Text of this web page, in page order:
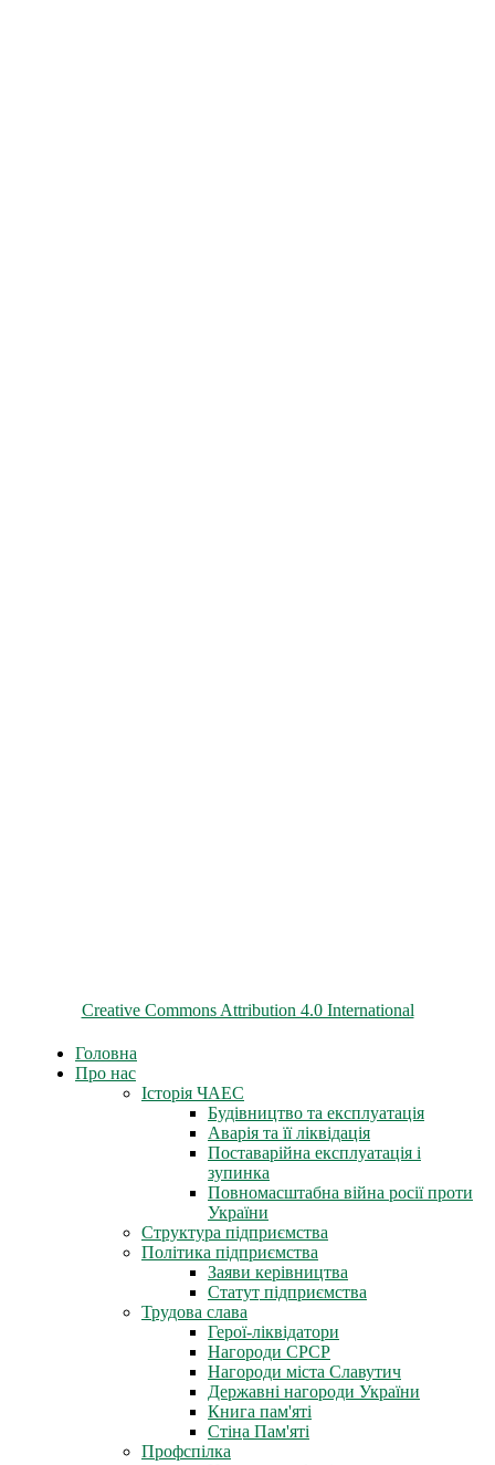
Creative Commons Attribution 4.0 International
Головна
Про нас
Історія ЧАЕС
Будівництво та експлуатація
Аварія та її ліквідація
Поставарійна експлуатація і
зупинка
Повномасштабна війна росії проти
України
Структура підприємства
Політика підприємства
Заяви керівництва
Статут підприємства
Трудова слава
Герої-ліквідатори
Нагороди СРСР
Нагороди міста Славутич
Державні нагороди України
Книга пам'яті
Стіна Пам'яті
Профспілка